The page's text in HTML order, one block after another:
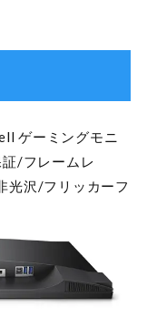
ゲーミングモニ
/フレームレ
沢/フリッカーフ